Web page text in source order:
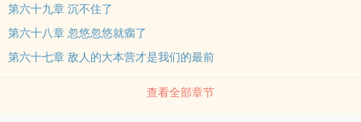
第六十九章 沉不住了
第六十八章 忽悠忽悠就瘸了
第六十七章 敌人的大本营才是我们的最前
查看全部章节